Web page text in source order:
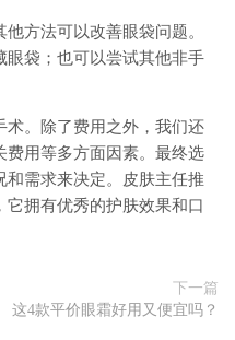
方法可以改善眼袋问题。
眼袋；也可以尝试其他非手
术。除了费用之外，我们还
费用等多方面因素。最终选
需求来决定。皮肤主任推
拥有优秀的护肤效果和口
下一篇
这4款平价眼霜好用又便宜吗？